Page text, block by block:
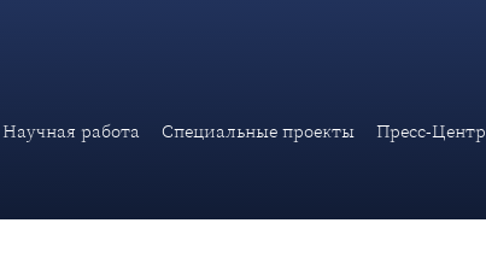
Научная работа Специальные проекты Пресс-Центр